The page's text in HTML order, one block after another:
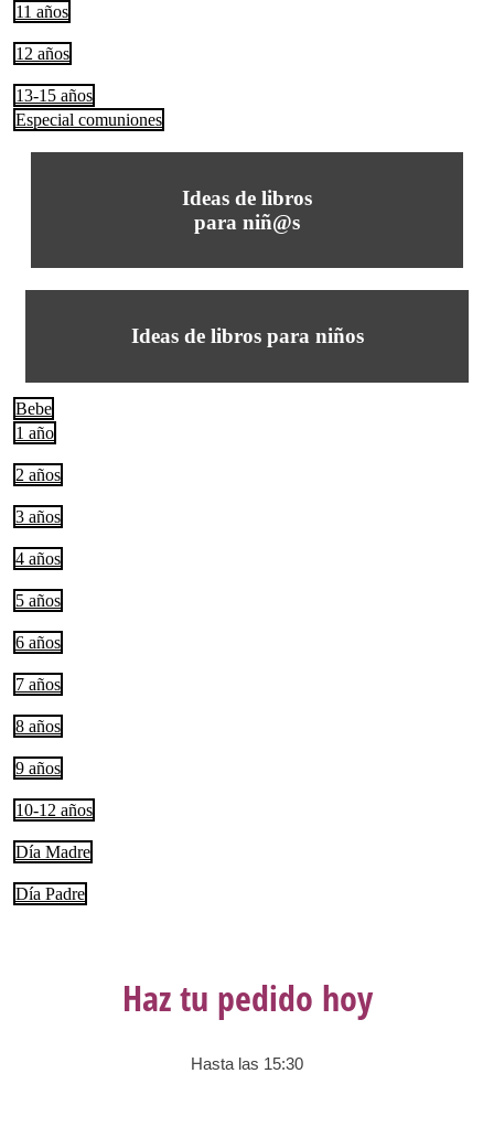
11 años
12 años
13-15 años
Especial comuniones
Ideas de libros
para niñ@s
Ideas de libros para niños
Bebe
1 año
2 años
3 años
4 años
5 años
6 años
7 años
8 años
9 años
10-12 años
Día Madre
Día Padre
Haz tu pedido hoy
Hasta las 15:30